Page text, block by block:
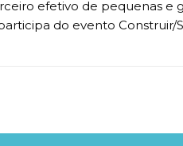
efetivo de pequenas e
do evento Construir/